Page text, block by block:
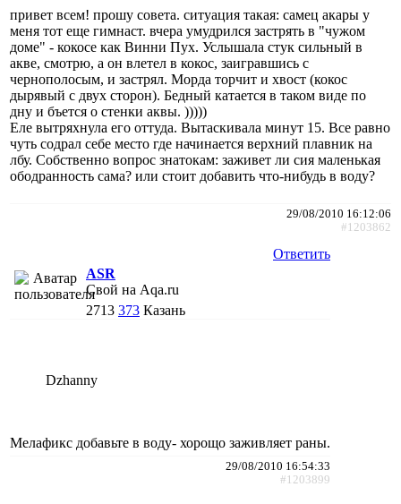
привет всем! прошу совета. ситуация такая: самец акары у
меня тот еще гимнаст. вчера умудрился застрять в "чужом
доме" - кокосе как Винни Пух. Услышала стук сильный в
акве, смотрю, а он влетел в кокос, заигравшись с
чернополосым, и застрял. Морда торчит и хвост (кокос
дырявый с двух сторон). Бедный катается в таком виде по
дну и бъется о стенки аквы. )))))
Еле вытряхнула его оттуда. Вытаскивала минут 15. Все равно
чуть содрал себе место где начинается верхний плавник на
лбу. Собственно вопрос знатокам: заживет ли сия маленькая
ободранность сама? или стоит добавить что-нибудь в воду?
29/08/2010 16:12:06
#1203862
Ответить
ASR
Свой на Aqa.ru
2713 373 Казань
Dzhanny
Мелафикс добавьте в воду- хорощо заживляет раны.
29/08/2010 16:54:33
#1203899